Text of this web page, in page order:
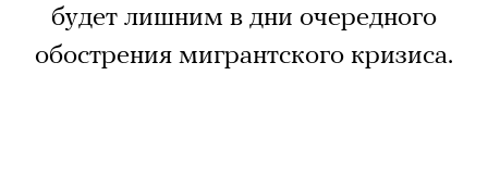
будет лишним в дни очередного
обострения мигрантского кризиса.